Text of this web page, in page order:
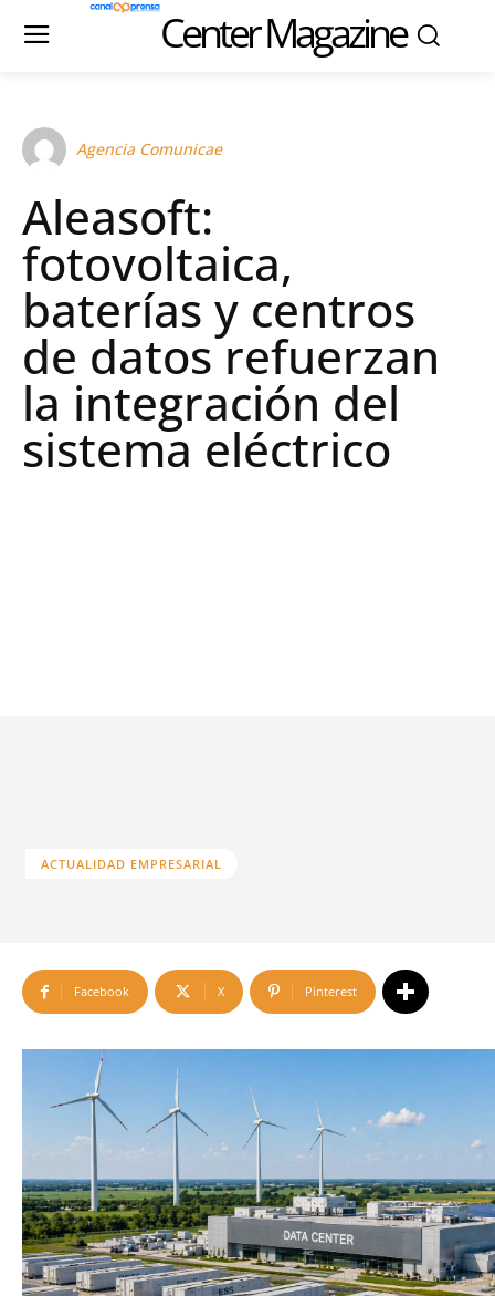
Center Magazine
Agencia Comunicae
Aleasoft:
fotovoltaica,
baterías y centros
de datos refuerzan
la integración del
sistema eléctrico
ACTUALIDAD EMPRESARIAL
Facebook X Pinterest